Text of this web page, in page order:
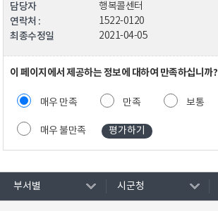
담당자 행복콜센터
연락처 : 1522-0120
최종수정일 2021-04-05
이 페이지에서 제공하는 정보에 대하여 만족하십니까?
매우 만족 만족 보통
매우 불만족
부서별 시군청